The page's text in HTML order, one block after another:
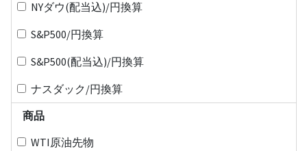
NYダウ(配当込)/円換算
S&P500/円換算
S&P500(配当込)/円換算
ナスダック/円換算
商品
WTI原油先物